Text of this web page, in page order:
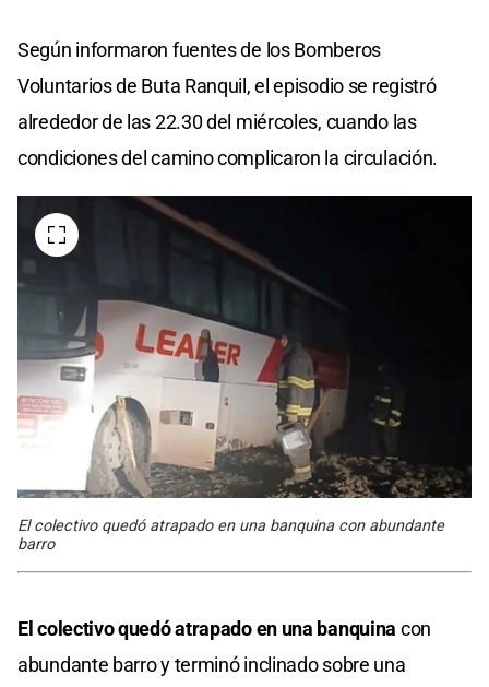
Según informaron fuentes de los Bomberos
Voluntarios de Buta Ranquil, el episodio se registró
alrededor de las 22.30 del miércoles, cuando las
condiciones del camino complicaron la circulación.
El colectivo quedó atrapado en una banquina con abundante
barro
El colectivo quedó atrapado en una banquina con
abundante barro y terminó inclinado sobre una